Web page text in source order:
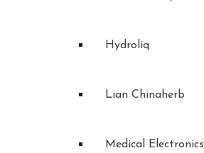
Hydroliq
Lian Chinaherb
Medical Electronics